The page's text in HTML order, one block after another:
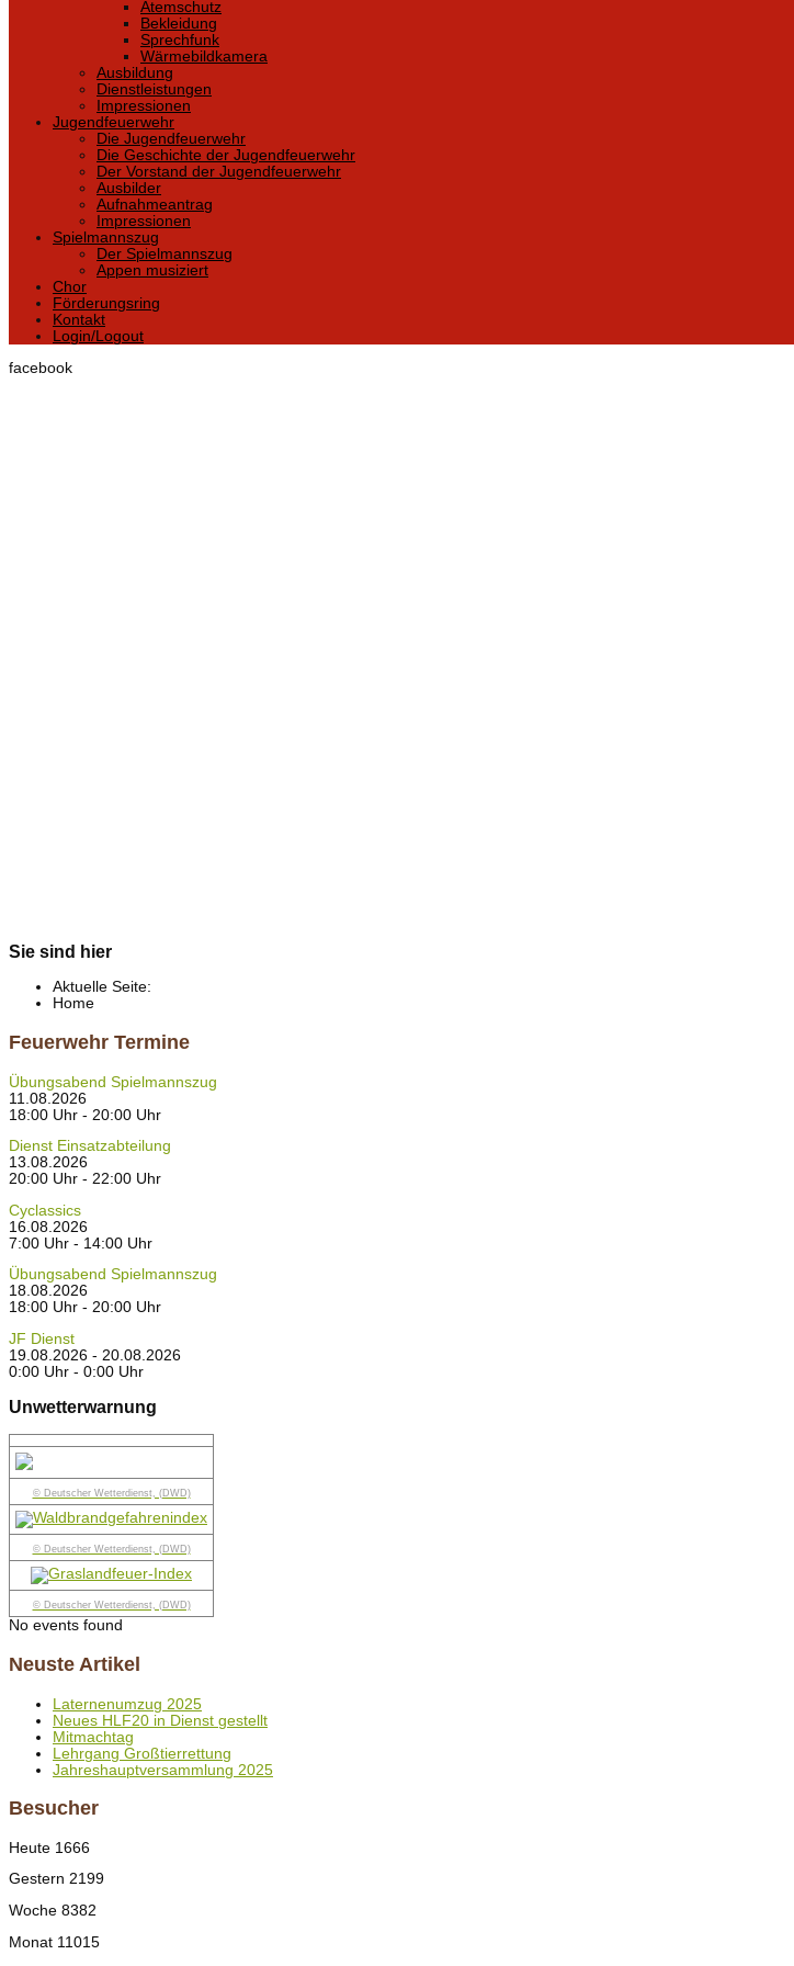
Atemschutz
Bekleidung
Sprechfunk
Wärmebildkamera
Ausbildung
Dienstleistungen
Impressionen
Jugendfeuerwehr
Die Jugendfeuerwehr
Die Geschichte der Jugendfeuerwehr
Der Vorstand der Jugendfeuerwehr
Ausbilder
Aufnahmeantrag
Impressionen
Spielmannszug
Der Spielmannszug
Appen musiziert
Chor
Förderungsring
Kontakt
Login/Logout
facebook
Sie sind hier
Aktuelle Seite:
Home
Feuerwehr Termine
Übungsabend Spielmannszug
11.08.2026
18:00 Uhr - 20:00 Uhr
Dienst Einsatzabteilung
13.08.2026
20:00 Uhr - 22:00 Uhr
Cyclassics
16.08.2026
7:00 Uhr - 14:00 Uhr
Übungsabend Spielmannszug
18.08.2026
18:00 Uhr - 20:00 Uhr
JF Dienst
19.08.2026 - 20.08.2026
0:00 Uhr - 0:00 Uhr
Unwetterwarnung
© Deutscher Wetterdienst, (DWD)
© Deutscher Wetterdienst, (DWD)
© Deutscher Wetterdienst, (DWD)
No events found
Neuste Artikel
Laternenumzug 2025
Neues HLF20 in Dienst gestellt
Mitmachtag
Lehrgang Großtierrettung
Jahreshauptversammlung 2025
Besucher
Heute 1666
Gestern 2199
Woche 8382
Monat 11015